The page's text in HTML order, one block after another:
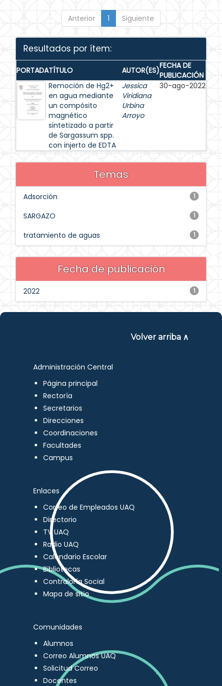
Anterior 1 Siguiente
Resultados por ítem:
PORTADATÍTULO AUTOR(ES)FECHA DE
PUBLICACIÓN
Remoción de Hg2+
en agua mediante
un compósito
magnético
sintetizado a partir
de Sargassum spp.
con injerto de EDTA
Jessica
Viridiana
Urbina
Arroyo
30-ago-2022
Temas
1
Adsorción
1
SARGAZO
1
tratamiento de aguas
Fecha de publicación
1
2022
Volver arriba ∧
Administración Central
Página principal
Rectoría
Secretarios
Direcciones
Coordinaciones
Facultades
Campus
Enlaces
Correo de Empleados UAQ
Directorio
TV UAQ
Radio UAQ
Calendario Escolar
Bibliotecas
Contraloría Social
Mapa de sitio
Comunidades
Alumnos
Correo Alumnos UAQ
Solicitud Correo
Docentes